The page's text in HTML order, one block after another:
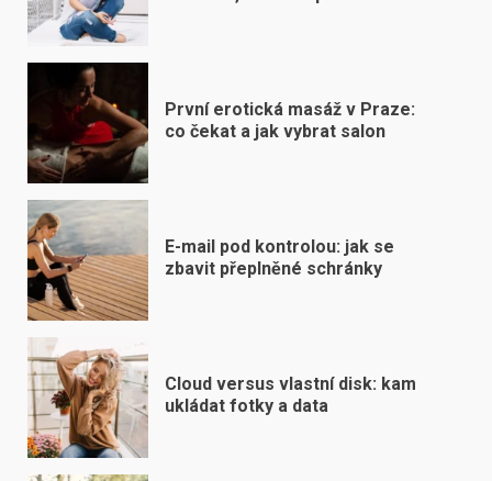
První erotická masáž v Praze:
co čekat a jak vybrat salon
E-mail pod kontrolou: jak se
zbavit přeplněné schránky
Cloud versus vlastní disk: kam
ukládat fotky a data